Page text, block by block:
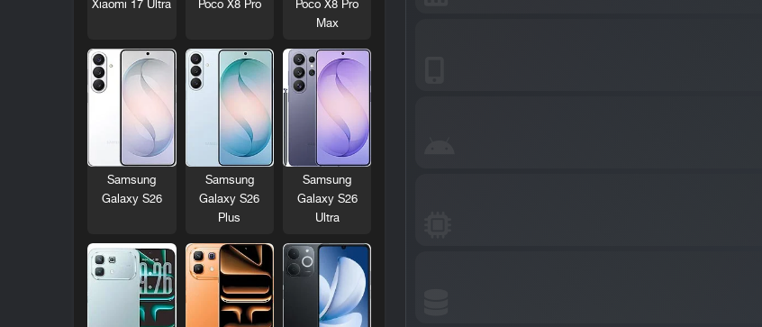
Poco X8 Pro
Max
Poco X8 Pro
Xiaomi 17 Ultra
Samsung
Galaxy S26
Ultra
Samsung
Galaxy S26
Plus
Samsung
Galaxy S26